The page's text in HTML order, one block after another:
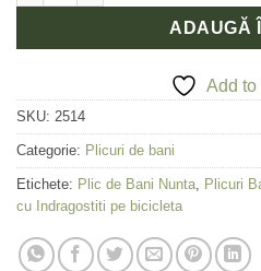
ADAUGĂ
Add
SKU: 2514
Categorie: Plicuri de bani
Etichete: Plic de Bani Nunta, Plicuri
cu Indragostiti pe bicicleta